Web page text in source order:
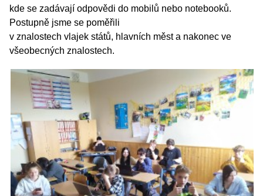
kde se zadávají odpovědi do mobilů nebo notebooků.
Postupně jsme se poměřili
v znalostech vlajek států, hlavních měst a nakonec ve
všeobecných znalostech.